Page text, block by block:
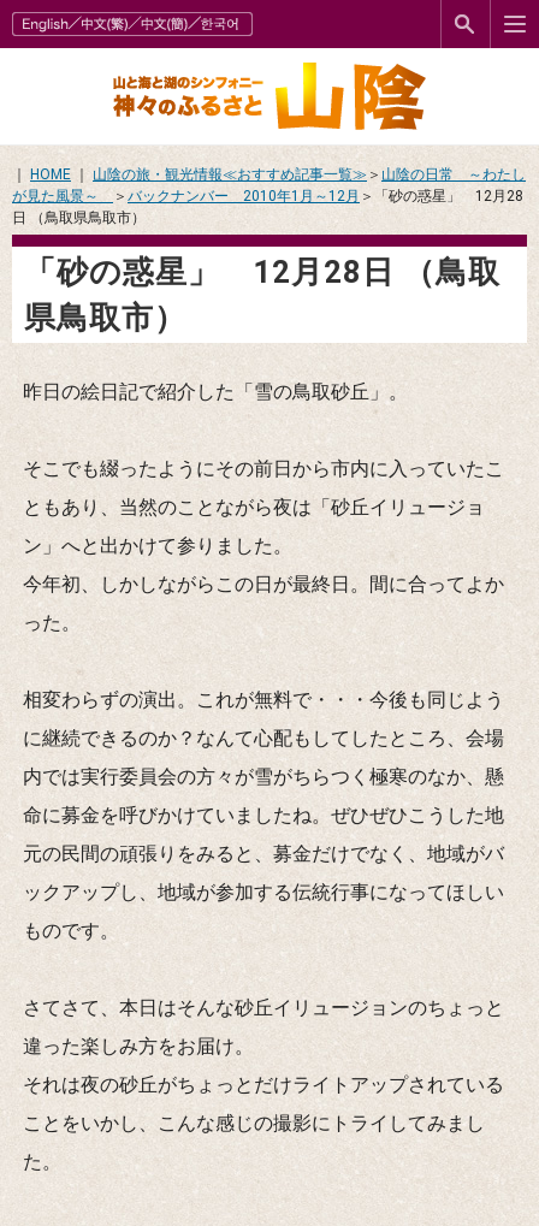
HOME 山陰の旅・観光情報≪おすすめ記事一覧≫ ＞ 山陰の日常 ～わたし
が見た風景～ ＞ バックナンバー 2010年1月～12月 ＞「砂の惑星」 12月28
日 （鳥取県鳥取市）
「砂の惑星」 12月28日 （鳥取
県鳥取市）
昨日の絵日記で紹介した「雪の鳥取砂丘」。
そこでも綴ったようにその前日から市内に入っていたこ
ともあり、当然のことながら夜は「砂丘イリュージョ
ン」へと出かけて参りました。
今年初、しかしながらこの日が最終日。間に合ってよか
った。
相変わらずの演出。これが無料で・・・今後も同じよう
に継続できるのか？なんて心配もしてしたところ、会場
内では実行委員会の方々が雪がちらつく極寒のなか、懸
命に募金を呼びかけていましたね。ぜひぜひこうした地
元の民間の頑張りをみると、募金だけでなく、地域がバ
ックアップし、地域が参加する伝統行事になってほしい
ものです。
さてさて、本日はそんな砂丘イリュージョンのちょっと
違った楽しみ方をお届け。
それは夜の砂丘がちょっとだけライトアップされている
ことをいかし、こんな感じの撮影にトライしてみまし
た。